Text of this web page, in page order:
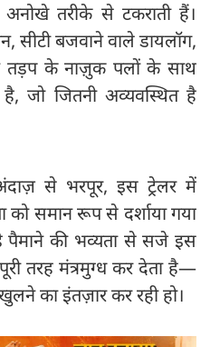
तरीके से टकराती हैं।
सीटी बजवाने वाले डायलॉग,
तड़प के नाज़ुक पलों के साथ
जो जितनी अव्यवस्थित है
से भरपूर, इस ट्रेलर में
को समान रूप से दर्शाया गया
पैमाने की भव्यता से सजे इस
तरह मंत्रमुग्ध कर देता है—
का इंतज़ार कर रही हो।